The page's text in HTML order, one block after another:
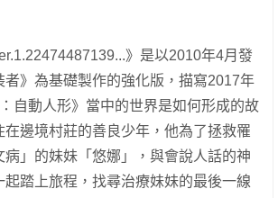
》是以2010年4月發
者》為基礎製作的強化版，描寫2017年
自動人形》當中的世界是如何形成的故
在邊境村莊的善良少年，他為了拯救罹
病」的妹妹「悠娜」，與會說人話的神
起踏上旅程，找尋治療妹妹的最後一線